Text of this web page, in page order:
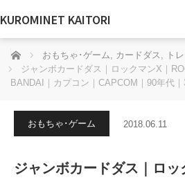
KUROMINET KAITORI
ホーム おもちゃ･ゲーム, カードダス ,
ト
ジャンボカードダス｜ロックマンX｜
BANDAI｜カプコン｜CAPCOM｜90年代
おもちゃ･ゲーム 2018.06.11
ジャンボカードダス｜ロッ